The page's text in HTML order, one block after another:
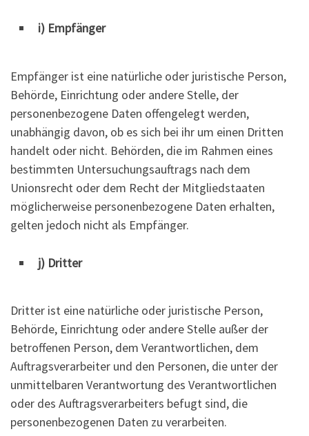
i) Empfänger
Empfänger ist eine natürliche oder juristische Person,
Behörde, Einrichtung oder andere Stelle, der
personenbezogene Daten offengelegt werden,
unabhängig davon, ob es sich bei ihr um einen Dritten
handelt oder nicht. Behörden, die im Rahmen eines
bestimmten Untersuchungsauftrags nach dem
Unionsrecht oder dem Recht der Mitgliedstaaten
möglicherweise personenbezogene Daten erhalten,
gelten jedoch nicht als Empfänger.
j) Dritter
Dritter ist eine natürliche oder juristische Person,
Behörde, Einrichtung oder andere Stelle außer der
betroffenen Person, dem Verantwortlichen, dem
Auftragsverarbeiter und den Personen, die unter der
unmittelbaren Verantwortung des Verantwortlichen
oder des Auftragsverarbeiters befugt sind, die
personenbezogenen Daten zu verarbeiten.